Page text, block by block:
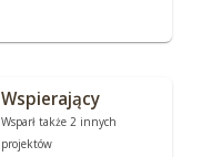
Wspierający
Wsparł także 2 innych
projektów